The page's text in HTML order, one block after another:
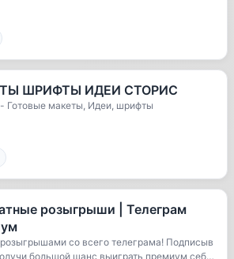
ШРИФТЫ ИДЕИ СТОРИС
- Готовые макеты, Идеи, шрифты
розыгрыши | Телеграм
со всего телеграма! Подписыв
большой шанс выиграть премиум себе